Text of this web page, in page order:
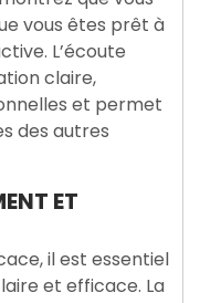
vous êtes prêt à
L’écoute
claire,
et permet
des autres
ET
il est essentiel
et efficace. La